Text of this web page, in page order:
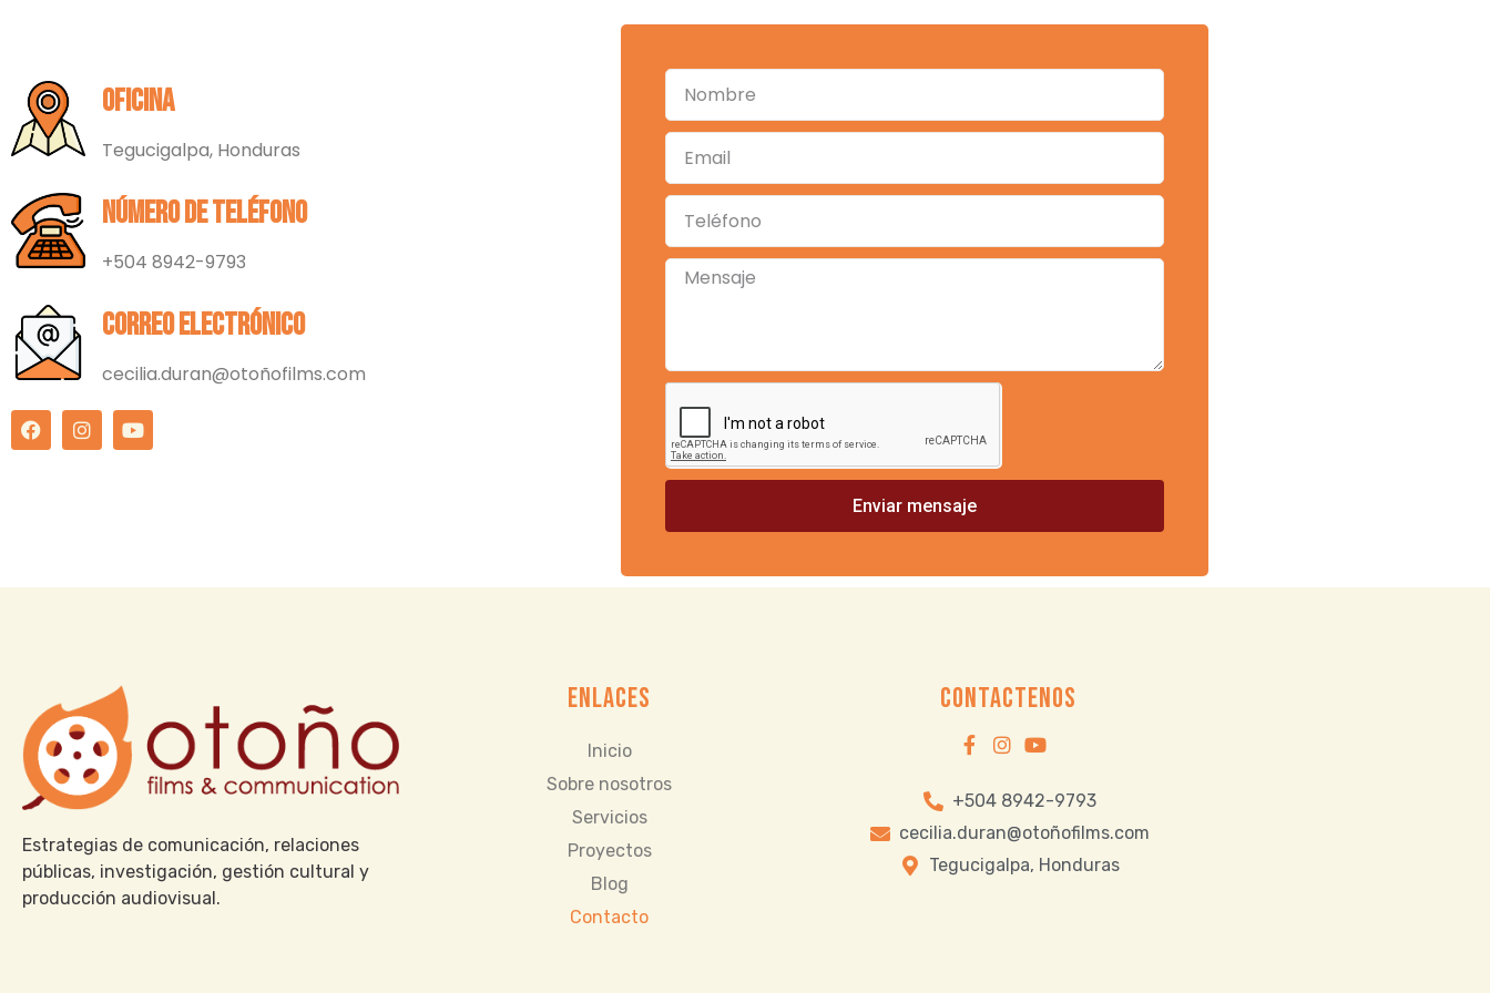
Oficina
Tegucigalpa, Honduras
Número de teléfono
+504 8942-9793
Correo electrónico
cecilia.duran@otoñofilms.com
Enviar mensaje
Estrategias de comunicación, relaciones
públicas, investigación, gestión cultural y
producción audiovisual.
ENLACES
Inicio
Sobre nosotros
Servicios
Proyectos
Blog
Contacto
CONTACTENOS
+504 8942-9793
cecilia.duran@otoñofilms.com
Tegucigalpa, Honduras